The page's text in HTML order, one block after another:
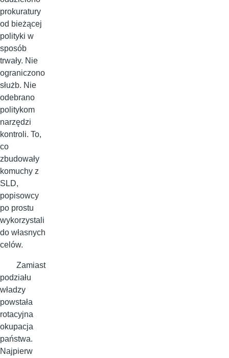
prokuratury
od bieżącej
polityki w
sposób
trwały. Nie
ograniczono
służb. Nie
odebrano
politykom
narzędzi
kontroli. To,
co
zbudowały
komuchy z
SLD,
popisowcy
po prostu
wykorzystali
do własnych
celów.
Zamiast
podziału
władzy
powstała
rotacyjna
okupacja
państwa.
Najpierw